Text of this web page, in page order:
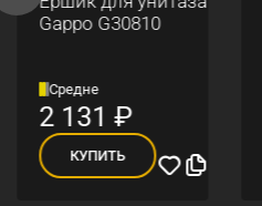
Gappo G30810
Средне
2 131 ₽
КУПИТЬ